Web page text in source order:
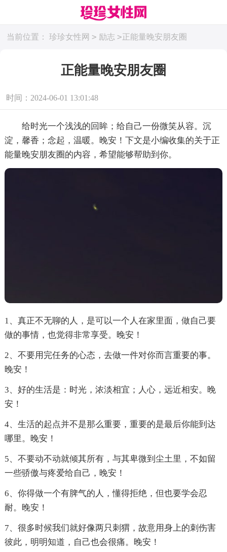
当前位置： 珍珍女性网 > 励志 >正能量晚安朋友圈
正能量晚安朋友圈
时间：2024-06-01 13:01:48
给时光一个浅浅的回眸；给自己一份微笑从容。沉
淀，馨香；念起，温暖。晚安！下文是小编收集的关于正
能量晚安朋友圈的内容，希望能够帮助到你。
1、真正不无聊的人，是可以一个人在家里面，做自己要
做的事情，也觉得非常享受。晚安！
2、不要用完任务的心态，去做一件对你而言重要的事。
晚安！
3、好的生活是：时光，浓淡相宜；人心，远近相安。晚
安！
4、生活的起点并不是那么重要，重要的是最后你能到达
哪里。晚安！
5、不要动不动就倾其所有，与其卑微到尘土里，不如留
一些骄傲与疼爱给自己，晚安！
6、你得做一个有脾气的人，懂得拒绝，但也要学会忍
耐。晚安！
7、很多时候我们就好像两只刺猬，故意用身上的刺伤害
彼此，明明知道，自己也会很痛。晚安！